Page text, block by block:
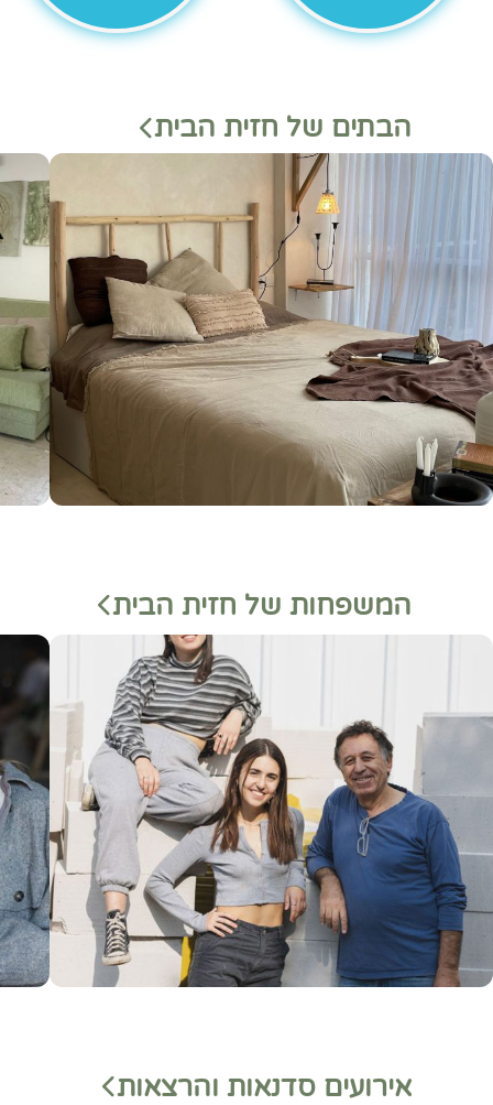
הבתים של חזית הבית
המשפחות של חזית הבית
אירועים סדנאות והרצאות